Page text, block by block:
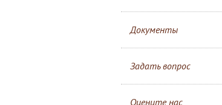
Документы
Задать вопрос
Оцените нас